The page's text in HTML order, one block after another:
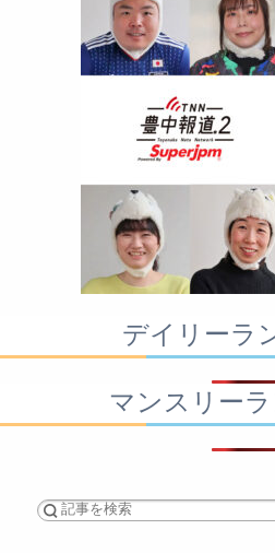
デイリーラ
マンスリー